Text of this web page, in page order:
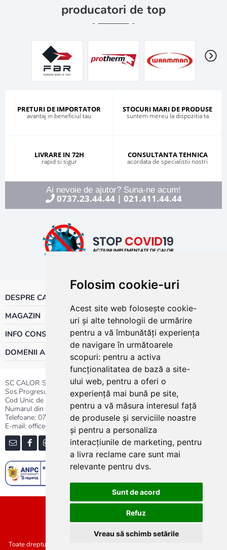
Folosim cookie-uri
Acest site web folosește cookie-
uri și alte tehnologii de urmărire
pentru a vă îmbunătăți experiența
de navigare în următoarele
scopuri: pentru a activa
funcționalitatea de bază a site-
ului web, pentru a oferi o
experiență mai bună pe site,
pentru a vă măsura interesul față
de produsele și serviciile noastre
și pentru a personaliza
interacțiunile de marketing, pentru
a livra reclame care sunt mai
relevante pentru dvs.
Sunt de acord
Refuz
Vreau să schimb setările
producatori de top
PRETURI DE IMPORTATOR
avantaj in beneficiul tau
STOCURI MARI DE PRODUSE
suntem mereu la dispozitia ta
LIVRARE IN 72H
rapid si sigur
CONSULTANTA TEHNICA
acordata de specialistii nostri
Ai nevoie de ajutor? Suna-ne acum!
0737.23.44.44| 021.411.44.44
DESPRE CALOR
MAGAZIN
INFO CONSUMATOR
DOMENII ACTIVITATE
SC CALOR SRL
Sos.Progresului nr.30-40, Sector 5, Bucuresti
Cod Unic de Inregistrare: RO 3004724
Numarul din Registrul Comertului:J40/13176/1991
Telefoane: 0737.23.44.44|021.411.44.44
E-mail: office@calor.ro
Toate drepturile rezervate SC Calor SRL :: Copyright 2021 :: Realizat de